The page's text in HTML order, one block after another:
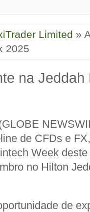
Limited »
2025
na Jeddah
de CFDs e
Week
no Hilton
de